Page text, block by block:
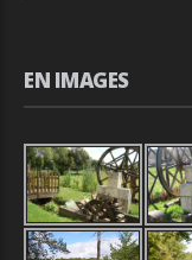
EN IMAGES